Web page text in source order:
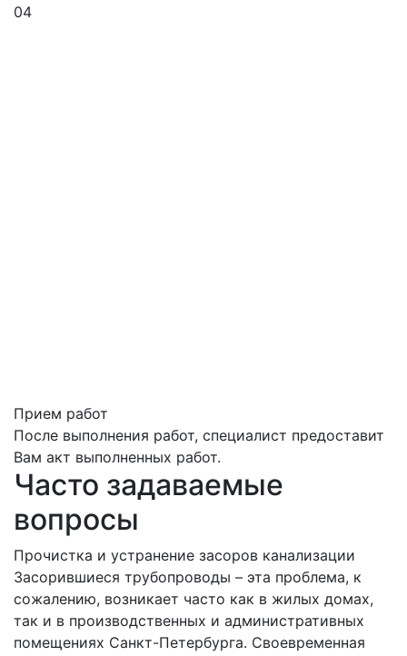
04
Прием работ
После выполнения работ, специалист предоставит
Вам акт выполненных работ.
Часто задаваемые
вопросы
Прочистка и устранение засоров канализации
Засорившиеся трубопроводы – эта проблема, к
сожалению, возникает часто как в жилых домах,
так и в производственных и административных
помещениях Санкт-Петербурга. Своевременная